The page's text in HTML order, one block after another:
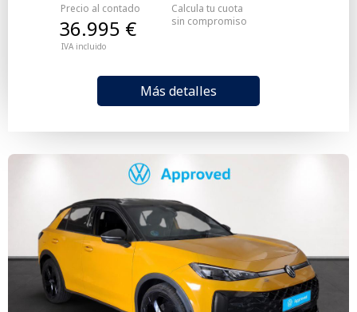
Precio al contado
IVA incluido
36.995 €
Más detalles
Calcula tu cuota
sin compromiso